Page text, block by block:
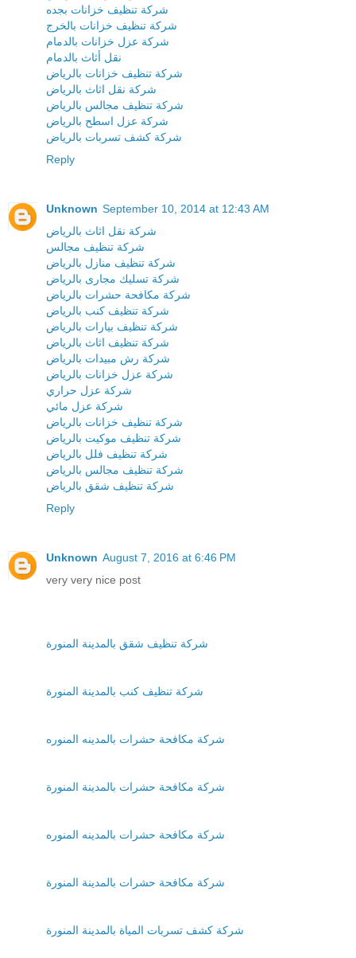
شركة تنظيف خزانات بجده
شركة تنظيف خزانات بالخرج
شركة عزل خزانات بالدمام
نقل أثاث بالدمام
شركة تنظيف خزانات بالرياض
شركة نقل اثاث بالرياض
شركة تنظيف مجالس بالرياض
شركة عزل اسطح بالرياض
شركة كشف تسربات بالرياض
Reply
Unknown September 10, 2014 at 12:43 AM
شركة نقل اثاث بالرياض
شركة تنظيف مجالس
شركة تنظيف منازل بالرياض
شركة تسليك مجارى بالرياض
شركة مكافحة حشرات بالرياض
شركة تنظيف كنب بالرياض
شركة تنظيف بيارات بالرياض
شركة تنظيف اثاث بالرياض
شركة رش مبيدات بالرياض
شركة عزل خزانات بالرياض
شركة عزل حراري
شركة عزل مائي
شركة تنظيف خزانات بالرياض
شركة تنظيف موكيت بالرياض
شركة تنظيف فلل بالرياض
شركة تنظيف مجالس بالرياض
شركة تنظيف شقق بالرياض
Reply
Unknown August 7, 2016 at 6:46 PM
very very nice post
شركة تنظيف شقق بالمدينة المنورة
شركة تنظيف كنب بالمدينة المنورة
شركة مكافحة حشرات بالمدينه المنوره
شركة مكافحة حشرات بالمدينه المنوره
شركة مكافحة حشرات بالمدينة المنورة
شركة كشف تسربات المياة بالمدينة المنورة